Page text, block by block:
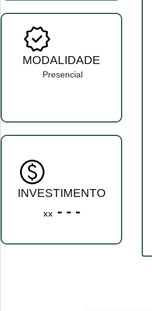
MODALIDADE
Presencial
INVESTIMENTO
xx- - -